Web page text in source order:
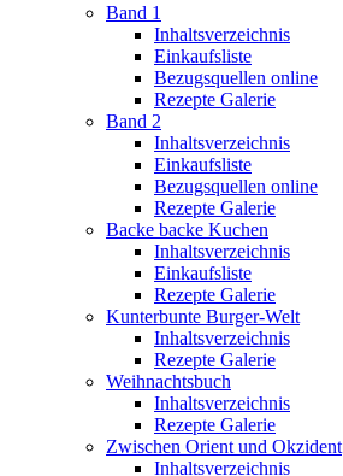
Band 1
Inhaltsverzeichnis
Einkaufsliste
Bezugsquellen online
Rezepte Galerie
Band 2
Inhaltsverzeichnis
Einkaufsliste
Bezugsquellen online
Rezepte Galerie
Backe backe Kuchen
Inhaltsverzeichnis
Einkaufsliste
Rezepte Galerie
Kunterbunte Burger-Welt
Inhaltsverzeichnis
Rezepte Galerie
Weihnachtsbuch
Inhaltsverzeichnis
Rezepte Galerie
Zwischen Orient und Okzident
Inhaltsverzeichnis